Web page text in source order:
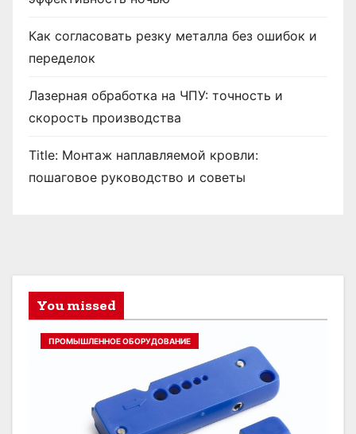
Как согласовать резку металла без ошибок и
переделок
Лазерная обработка на ЧПУ: точность и
скорость производства
Title: Монтаж наплавляемой кровли:
пошаговое руководство и советы
You missed
ПРОМЫШЛЕННОЕ ОБОРУДОВАНИЕ